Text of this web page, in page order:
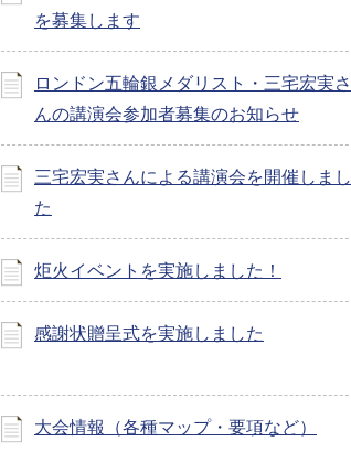
を募集します
ロンドン五輪銀メダリスト・三宅宏実さ
んの講演会参加者募集のお知らせ
三宅宏実さんによる講演会を開催しまし
た
炬火イベントを実施しました！
感謝状贈呈式を実施しました
大会情報（各種マップ・要項など）